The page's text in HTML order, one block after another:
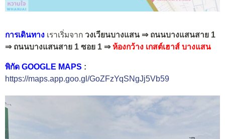
การเดินทาง เราเริ่มจาก วงเวียนบางแสน ⇒ ถนนบางแสนสาย 1
⇒ ถนนบางแสนสาย 1 ซอย 1 ⇒ห้องกว้าง เกสต์เฮาส์ บางแสน
พิกัด GOOGLE MAPS :
https://maps.app.goo.gl/GoZFzYqSNgJj5Vb59